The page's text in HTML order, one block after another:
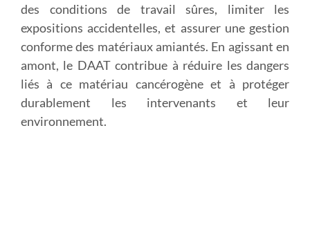
des conditions de travail sûres, limiter les
expositions accidentelles, et assurer une gestion
conforme des matériaux amiantés. En agissant en
amont, le DAAT contribue à réduire les dangers
liés à ce matériau cancérogène et à protéger
durablement les intervenants et leur
environnement.